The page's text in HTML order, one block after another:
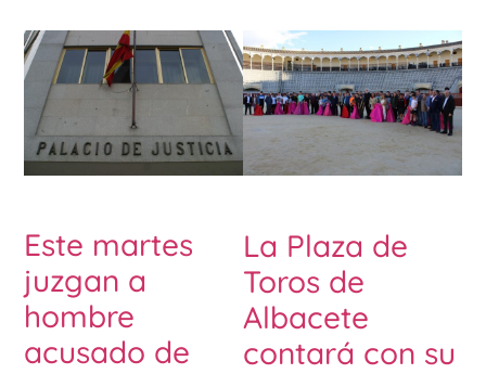
Este martes
juzgan a
hombre
acusado de
La Plaza de
Toros de
Albacete
contará con su